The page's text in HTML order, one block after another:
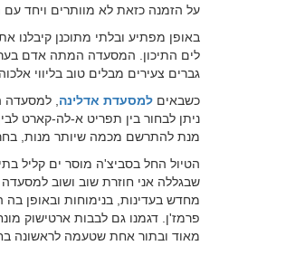
על הזמנה כזאת לא מוותרים ויחד עם
באופן מפתיע ובלתי מתוכנן קיבלנו
לים התיכון. המסעדה המתה אדם בערב
גברים צעירים מבלים טוב בליווי
כשבאים למסעדת אדלינה , למסעדה
ניתן לבחור בין תפריט א-לה-קארט
מנת להתרשם מכמה שיותר מנות,
הטיול החל בסביצ'ה מוסר ים קליל
שבגללה אני חוזרת שוב ושוב
מחדש בעדינות, בנימוחות ובאופן בה
פרמז'ן. דגמנו גם לבבות ארטישוק
מאוד ובתור אחת שטעמה לראשונה